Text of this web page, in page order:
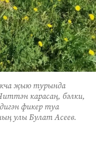
җыю турында
карасаң, бәлки,
фикер туа
улы Булат Асеев.